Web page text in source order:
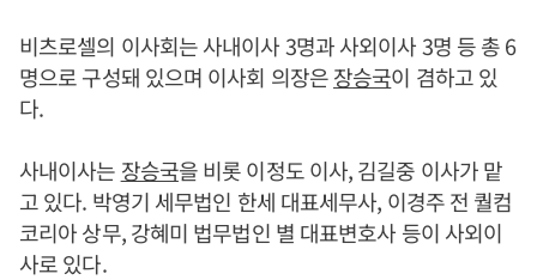
비츠로셀의 이사회는 사내이사 3명과 사외이사 3명 등 총 6
명으로 구성돼 있으며 이사회 의장은장승국이 겸하고 있
다.
사내이사는 장승국을 비롯 이정도 이사, 김길중 이사가 맡
고 있다. 박영기 세무법인 한세 대표세무사, 이경주 전 퀄컴
코리아 상무, 강혜미 법무법인 별 대표변호사 등이 사외이
사로 있다.